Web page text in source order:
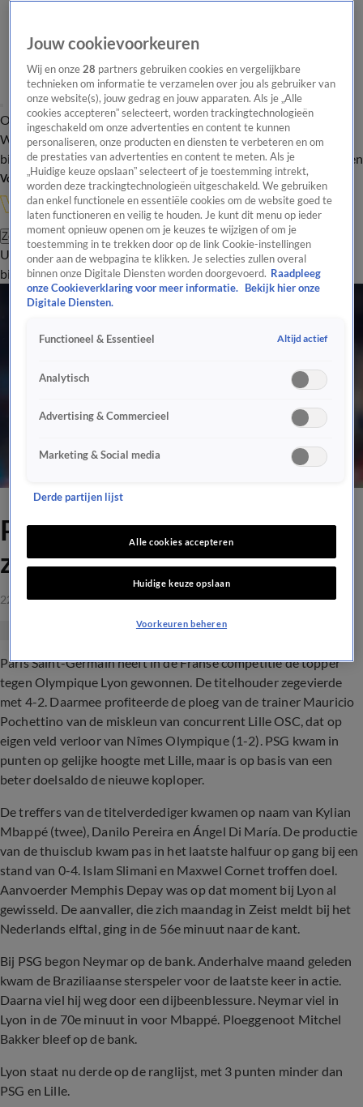
Overzicht Onze programma's Uitzendingen Onze gezichten
In de
WandelgangenInterviewsUitzending
bijwonenPodcastShopVeelgestelde vragenKijkersvraag insturen
Volg Vandaag Inside
Zoeken
UitzendingenVandaag InsideDe OranjezomerShopUitzending
bijwonen
PSG pakt koppositie met
zege bij Olympique Lyon
22 mrt 2021, 00:10
Paris Saint-Germain heeft in de Franse competitie de topper
tegen Olympique Lyon gewonnen. De titelhouder zegevierde
met 4-2. Daarmee profiteerde de ploeg van de trainer Mauricio
Pochettino van de miskleun van concurrent Lille OSC, dat op
eigen veld verloor van Nîmes Olympique (1-2). PSG kwam in
punten op gelijke hoogte met Lille, maar is op basis van een
beter doelsaldo de nieuwe koploper.
De treffers van de titelverdediger kwamen op naam van Kylian
Mbappé (twee), Danilo Pereira en Ángel Di María. De productie
van de thuisclub kwam pas in het laatste halfuur op gang bij een
stand van 0-4. Islam Slimani en Maxwel Cornet troffen doel.
Aanvoerder Memphis Depay was op dat moment bij Lyon al
gewisseld. De aanvaller, die zich maandag in Zeist meldt bij het
Nederlands elftal, ging in de 56e minuut naar de kant.
Bij PSG begon Neymar op de bank. Anderhalve maand geleden
kwam de Braziliaanse sterspeler voor de laatste keer in actie.
Daarna viel hij weg door een dijbeenblessure. Neymar viel in
Lyon in de 70e minuut in voor Mbappé. Ploeggenoot Mitchel
Bakker bleef op de bank.
Lyon staat nu derde op de ranglijst, met 3 punten minder dan
PSG en Lille.
Jouw cookievoorkeuren
Wij en onze28 partners gebruiken cookies en vergelijkbare
technieken om informatie te verzamelen over jou als gebruiker van
onze website(s), jouw gedrag en jouw apparaten. Als je „Alle
cookies accepteren” selecteert, worden trackingtechnologieën
ingeschakeld om onze advertenties en content te kunnen
personaliseren, onze producten en diensten te verbeteren en om
de prestaties van advertenties en content te meten. Als je
„Huidige keuze opslaan” selecteert of je toestemming intrekt,
worden deze trackingtechnologieën uitgeschakeld. We gebruiken
dan enkel functionele en essentiële cookies om de website goed te
laten functioneren en veilig te houden. Je kunt dit menu op ieder
moment opnieuw openen om je keuzes te wijzigen of om je
toestemming in te trekken door op de link Cookie-instellingen
onder aan de webpagina te klikken. Je selecties zullen overal
binnen onze Digitale Diensten worden doorgevoerd. Raadpleeg
onze Cookieverklaring voor meer informatie.
Bekijk hier onze
Digitale Diensten.
Functioneel & Essentieel Altijd actief
Analytisch
Advertising & Commercieel
Marketing & Social media
Derde partijen lijst
Alle cookies accepteren
Huidige keuze opslaan
Voorkeuren beheren